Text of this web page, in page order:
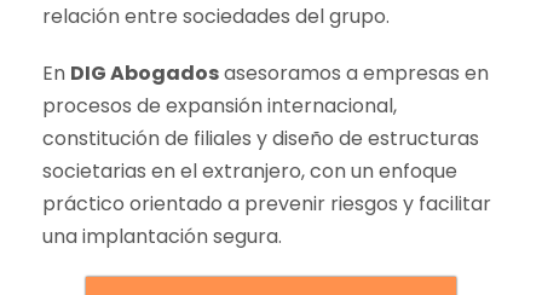
relación entre sociedades del grupo.
En DIG Abogadosasesoramos a empresas en
procesos de expansión internacional,
constitución de filiales y diseño de estructuras
societarias en el extranjero, con un enfoque
práctico orientado a prevenir riesgos y facilitar
una implantación segura.